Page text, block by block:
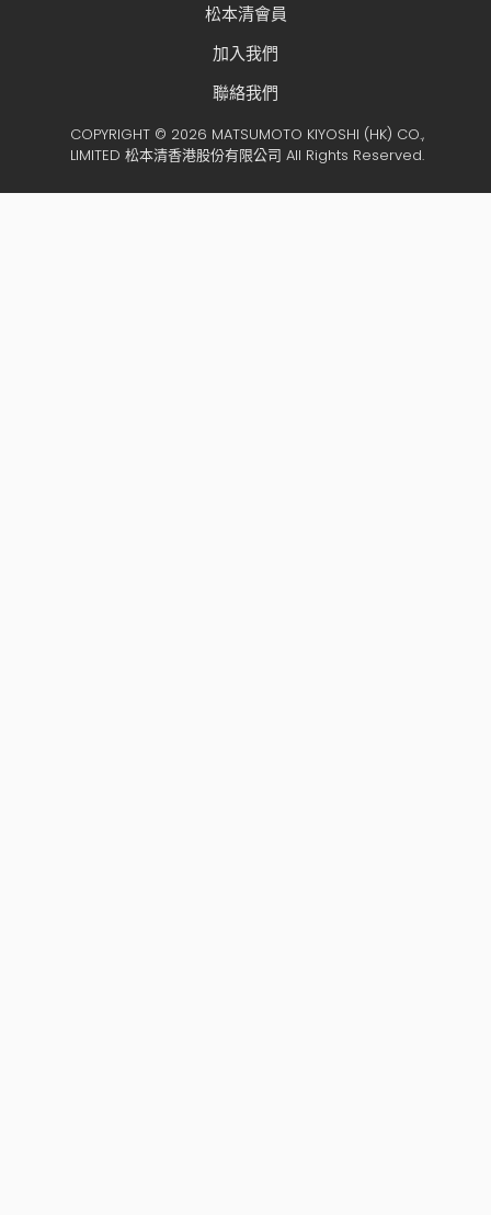
松本清會員
加入我們
聯絡我們
COPYRIGHT © 2026 MATSUMOTO KIYOSHI (HK) CO.,
LIMITED 松本清香港股份有限公司 All Rights Reserved.